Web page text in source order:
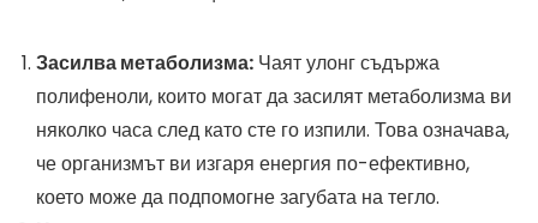
Засилва метаболизма: Чаят улонг съдържа
полифеноли, които могат да засилят метаболизма ви
няколко часа след като сте го изпили. Това означава,
че организмът ви изгаря енергия по-ефективно,
което може да подпомогне загубата на тегло.